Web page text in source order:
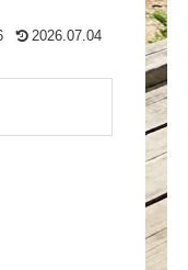
2026.07.04